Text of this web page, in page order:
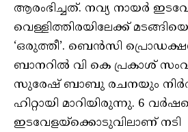
ആരംഭിച്ചത്. നവ്യ നായർ
വെള്ളിത്തിരയിലേക്ക്
‘ഒരുത്തീ’. ബെൻസി
ബാനറിൽ വി കെ പ്രകാശ്
സുരേഷ് ബാബു രചനയും
ഹിറ്റായി മാറിയിരുന്നു. 6
ഇടവേളയ്‌ക്കൊടുവിലാണ് നടി